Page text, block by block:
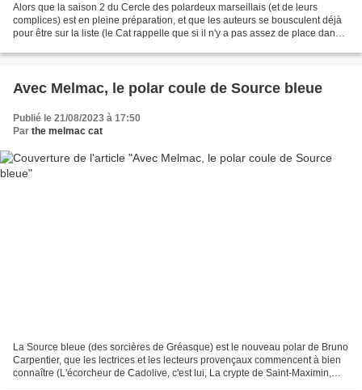
Alors que la saison 2 du Cercle des polardeux marseillais (et de leurs
complices) est en pleine préparation, et que les auteurs se bousculent déjà
pour être sur la liste (le Cat rappelle que si il n'y a pas assez de place dans
Avec Melmac, le polar coule de Source bleue
Publié le 21/08/2023 à 17:50
Par the melmac cat
La Source bleue (des sorcières de Gréasque) est le nouveau polar de Bruno
Carpentier, que les lectrices et les lecteurs provençaux commencent à bien
connaître (L'écorcheur de Cadolive, c'est lui, La crypte de Saint-Maximin,